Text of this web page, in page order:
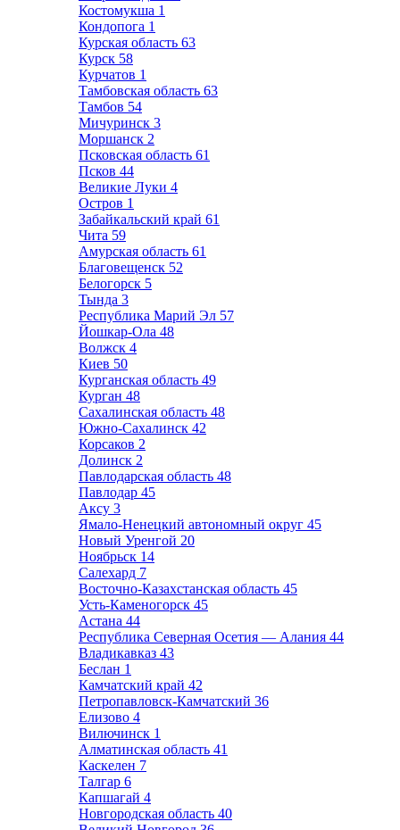
Костомукша 1
Кондопога 1
Курская область 63
Курск 58
Курчатов 1
Тамбовская область 63
Тамбов 54
Мичуринск 3
Моршанск 2
Псковская область 61
Псков 44
Великие Луки 4
Остров 1
Забайкальский край 61
Чита 59
Амурская область 61
Благовещенск 52
Белогорск 5
Тында 3
Республика Марий Эл 57
Йошкар-Ола 48
Волжск 4
Киев 50
Курганская область 49
Курган 48
Сахалинская область 48
Южно-Сахалинск 42
Корсаков 2
Долинск 2
Павлодарская область 48
Павлодар 45
Аксу 3
Ямало-Ненецкий автономный округ 45
Новый Уренгой 20
Ноябрьск 14
Салехард 7
Восточно-Казахстанская область 45
Усть-Каменогорск 45
Астана 44
Республика Северная Осетия — Алания 44
Владикавказ 43
Беслан 1
Камчатский край 42
Петропавловск-Камчатский 36
Елизово 4
Вилючинск 1
Алматинская область 41
Каскелен 7
Талгар 6
Капшагай 4
Новгородская область 40